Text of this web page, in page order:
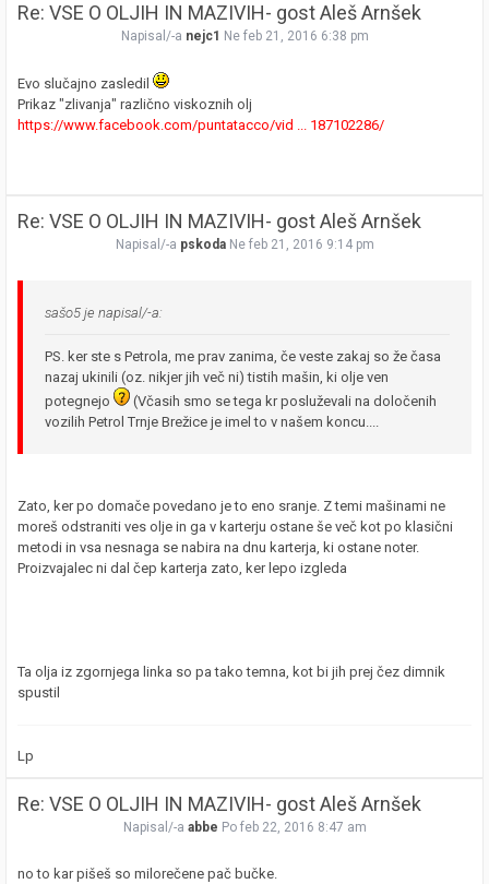
Re: VSE O OLJIH IN MAZIVIH- gost Aleš Arnšek
Napisal/-a nejc1 Ne feb 21, 2016 6:38 pm
Evo slučajno zasledil
Prikaz "zlivanja" različno viskoznih olj
https://www.facebook.com/puntatacco/vid ... 187102286/
Re: VSE O OLJIH IN MAZIVIH- gost Aleš Arnšek
Napisal/-a pskoda Ne feb 21, 2016 9:14 pm
sašo5 je napisal/-a:
PS. ker ste s Petrola, me prav zanima, če veste zakaj so že časa
nazaj ukinili (oz. nikjer jih več ni) tistih mašin, ki olje ven
potegnejo
(Včasih smo se tega kr posluževali na določenih
vozilih Petrol Trnje Brežice je imel to v našem koncu....
Zato, ker po domače povedano je to eno sranje. Z temi mašinami ne
moreš odstraniti ves olje in ga v karterju ostane še več kot po klasični
metodi in vsa nesnaga se nabira na dnu karterja, ki ostane noter.
Proizvajalec ni dal čep karterja zato, ker lepo izgleda
Ta olja iz zgornjega linka so pa tako temna, kot bi jih prej čez dimnik
spustil
Lp
Re: VSE O OLJIH IN MAZIVIH- gost Aleš Arnšek
Napisal/-a abbe Po feb 22, 2016 8:47 am
no to kar pišeš so milorečene pač bučke.